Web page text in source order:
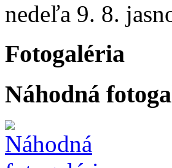
nedeľa 9. 8.
Fotogaléria
Náhodná